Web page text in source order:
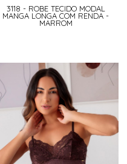
3118 - ROBE TECIDO MODAL
MANGA LONGA COM RENDA -
MARROM